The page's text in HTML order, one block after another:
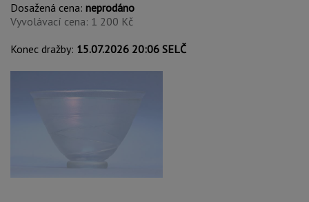
Dosažená cena: neprodáno
Vyvolávací cena: 1 200 Kč
Konec dražby: 15.07.2026 20:06 SELČ